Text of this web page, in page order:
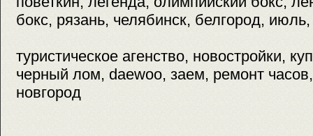
бокс, рязань, челябинск, белгород,
туристическое агенство, новостройки,
черный лом, daewoo, заем, ремонт
новгород